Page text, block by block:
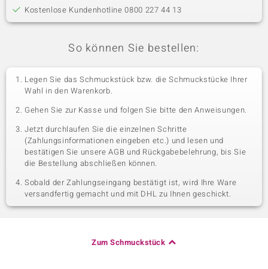
Kostenlose Kundenhotline 0800 227 44 13
So können Sie bestellen:
Legen Sie das Schmuckstück bzw. die Schmuckstücke Ihrer
Wahl in den Warenkorb.
Gehen Sie zur Kasse und folgen Sie bitte den Anweisungen.
Jetzt durchlaufen Sie die einzelnen Schritte
(Zahlungsinformationen eingeben etc.) und lesen und
bestätigen Sie unsere AGB und Rückgabebelehrung, bis Sie
die Bestellung abschließen können.
Sobald der Zahlungseingang bestätigt ist, wird Ihre Ware
versandfertig gemacht und mit DHL zu Ihnen geschickt.
Zum Schmuckstück